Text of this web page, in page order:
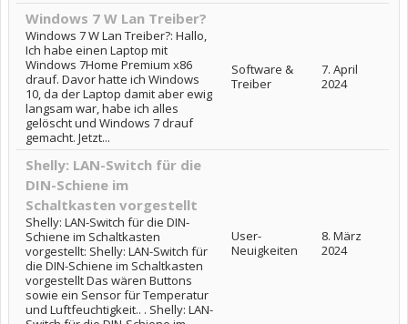
Windows 7 W Lan Treiber?
Windows 7 W Lan Treiber?: Hallo,
Ich habe einen Laptop mit
Windows 7Home Premium x86
drauf. Davor hatte ich Windows
10, da der Laptop damit aber ewig
langsam war, habe ich alles
gelöscht und Windows 7 drauf
gemacht. Jetzt...
Software &
Treiber
7. April
2024
Shelly: LAN-Switch für die
DIN-Schiene im
Schaltkasten vorgestellt
Shelly: LAN-Switch für die DIN-
Schiene im Schaltkasten
vorgestellt: Shelly: LAN-Switch für
die DIN-Schiene im Schaltkasten
vorgestellt Das wären Buttons
sowie ein Sensor für Temperatur
und Luftfeuchtigkeit.. . Shelly: LAN-
User-
Neuigkeiten
8. März
2024